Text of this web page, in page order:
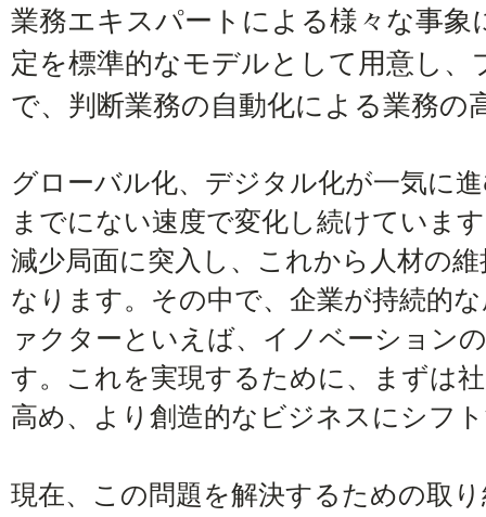
業務エキスパートによる様々な事象
定を標準的なモデルとして用意し
で、判断業務の自動化による業務の
グローバル化、デジタル化が一気に
までにない速度で変化し続けていま
減少局面に突入し、これから人材の
なります。その中で、企業が持続的
ァクターといえば、イノベーション
す。これを実現するために、まずは
高め、より創造的なビジネスにシフ
現在、この問題を解決するための取